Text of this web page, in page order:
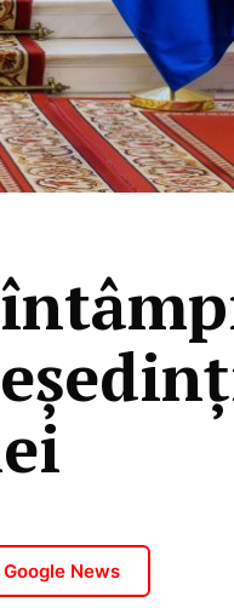
News